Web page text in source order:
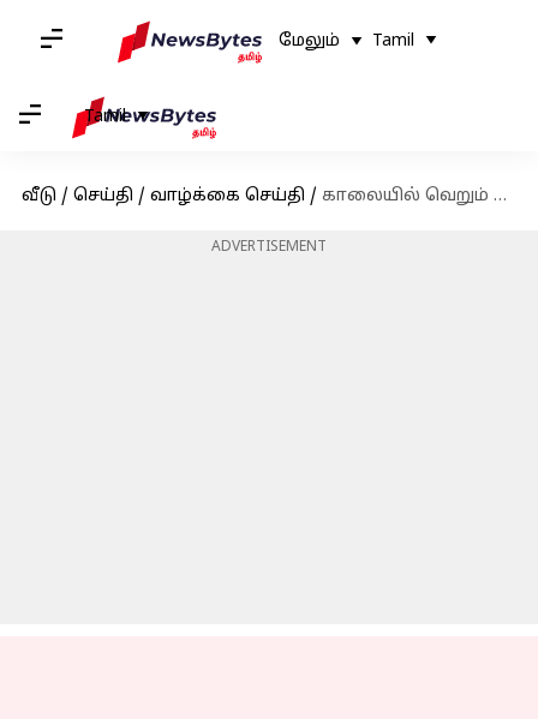
மேலும் Tamil
Tamil
வீடு / செய்தி / வாழ்க்கை செய்தி / காலையில் வெறும் வயிற்றில் தண்ணீர் குடிப்பதால் இவ்ளோ நன்மைகளா? இதை தெரிந்து கொள்ளுங்கள்
ADVERTISEMENT